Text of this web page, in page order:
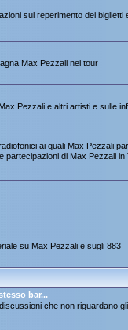
sul reperimento dei
Max Pezzali nei tour
Pezzali e altri artisti e sulle
ai quali Max Pezzali
partecipazioni di Max Pezzali
su Max Pezzali e sugli 883
bar...
che non riguardano